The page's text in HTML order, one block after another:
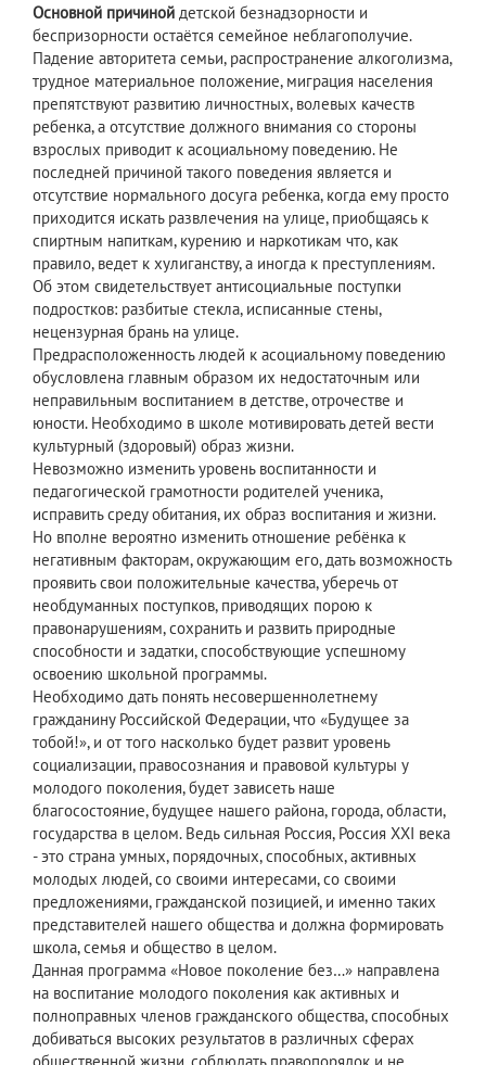
Основной причиной детской безнадзорности и
беспризорности остаётся семейное неблагополучие.
Падение авторитета семьи, распространение алкоголизма,
трудное материальное положение, миграция населения
препятствуют развитию личностных, волевых качеств
ребенка, а отсутствие должного внимания со стороны
взрослых приводит к асоциальному поведению. Не
последней причиной такого поведения является и
отсутствие нормального досуга ребенка, когда ему просто
приходится искать развлечения на улице, приобщаясь к
спиртным напиткам, курению и наркотикам что, как
правило, ведет к хулиганству, а иногда к преступлениям.
Об этом свидетельствует антисоциальные поступки
подростков: разбитые стекла, исписанные стены,
нецензурная брань на улице.
Предрасположенность людей к асоциальному поведению
обусловлена главным образом их недостаточным или
неправильным воспитанием в детстве, отрочестве и
юности. Необходимо в школе мотивировать детей вести
культурный (здоровый) образ жизни.
Невозможно изменить уровень воспитанности и
педагогической грамотности родителей ученика,
исправить среду обитания, их образ воспитания и жизни.
Но вполне вероятно изменить отношение ребёнка к
негативным факторам, окружающим его, дать возможность
проявить свои положительные качества, уберечь от
необдуманных поступков, приводящих порою к
правонарушениям, сохранить и развить природные
способности и задатки, способствующие успешному
освоению школьной программы.
Необходимо дать понять несовершеннолетнему
гражданину Российской Федерации, что «Будущее за
тобой!», и от того насколько будет развит уровень
социализации, правосознания и правовой культуры у
молодого поколения, будет зависеть наше
благосостояние, будущее нашего района, города, области,
государства в целом. Ведь сильная Россия, Россия XXI века
- это страна умных, порядочных, способных, активных
молодых людей, со своими интересами, со своими
предложениями, гражданской позицией, и именно таких
представителей нашего общества и должна формировать
школа, семья и общество в целом.
Данная программа «Новое поколение без…» направлена
на воспитание молодого поколения как активных и
полноправных членов гражданского общества, способных
добиваться высоких результатов в различных сферах